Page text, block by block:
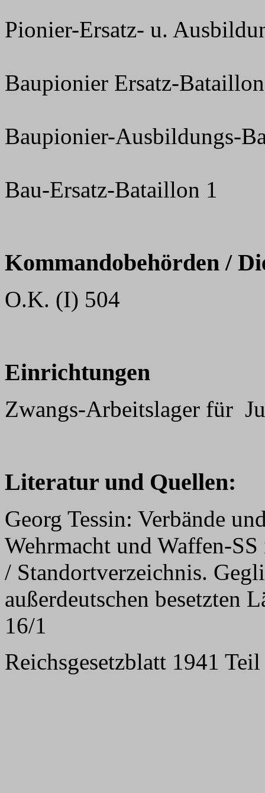
Pionier-Ersatz- u.
Baupionier Ersatz-
Baupionier-Ausbildungs-
Bau-Ersatz-Bataillon 1
Kommandobehörden /
O.K. (I) 504
Einrichtungen
Zwangs-Arbeitslager für
Literatur und Quellen:
Georg Tessin: Verbände
Wehrmacht und Waffen-
/ Standortverzeichnis.
außerdeutschen besetzten
16/1
Reichsgesetzblatt 1941